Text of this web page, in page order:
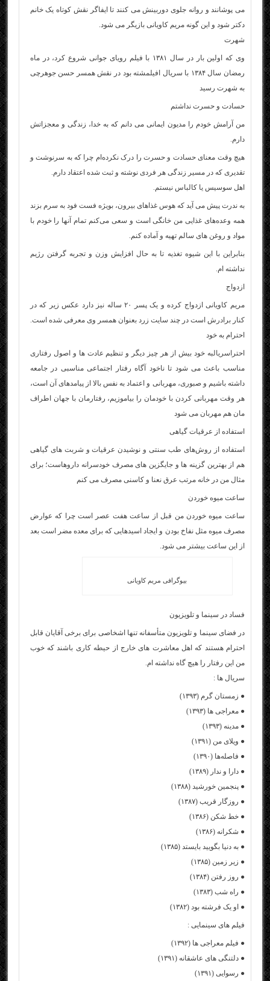
می پوشانند و روانه جلوی دوربینش می کنند تا ایفاگر نقش کوتاه یک خانم
دکتر شود و این گونه مریم کاویانی بازیگر می شود.
شهرت
وی که اولین بار در سال ۱۳۸۱ با فیلم رویای جوانی شروع کرد، در ماه
رمضان سال ۱۳۸۴ با سریال ا
فیلمشته بود در نقش همسر حسن جوهرچی
به شهرت رسید
حسادت و حسرت نداشتم
من آرامش خودم را مدیون ایمانی می‌ دانم که به خدا، زندگی و معجزاتش
دارم.
هیچ وقت معنای حسادت و حسرت را درک نکرده‌ام چرا که به سرنوشت و
تقدیری که در مسیر زندگی هر فردی نوشته و ثبت‌ شده اعتقاد دارم.
اهل سوسیس یا کالباس نیستم.
به ندرت پیش می‌ آید که هوس غذاهای بیرون، بویژه فست‌ فود به سرم بزند
همه وعده‌های غذایی من خانگی است و سعی می‌کنم تمام آنها را خودم با
مواد و روغن‌ های سالم تهیه و آماده کنم.
بنابراین با این شیوه تغذیه تا به حال افزایش وزن و تجربه گرفتن رژیم
نداشته‌ ام.
ازدواج
مریم کاویانی ازدواج کرده و یک پسر ۲۰ ساله نیز دارد عکس زیر که در
کنار برادرش است در چند سایت زرد بعنوان همسر وی معرفی شده است.
احترام به خود
احترا سریالبه خود بیش از هر چیز دیگر و تنظیم عادت‌ ها و اصول رفتاری
مناسب باعث می‌ شود تا ناخود آگاه رفتار اجتماعی مناسبی در جامعه
داشته باشیم و صبوری، مهربانی و اعتماد به نفس بالا از پیامدهای آن است،
هر وقت مهربانی کردن با خودمان را بیاموزیم، رفتارمان با جهان اطراف‌
مان هم مهربان می‌ شود
استفاده از عرقیات گیاهی
استفاده از روش‌های طب سنتی و نوشیدن عرقیات و شربت‌ های گیاهی
هم از بهترین گزینه‌ ها و جایگزین‌ های مصرف خودسرانه داروهاست؛ برای
مثال من در خانه مرتب عرق نعنا و کاسنی مصرف می‌ کنم
ساعت میوه خوردن
ساعت میوه خوردن من قبل از ساعت هفت عصر است چرا که عوارض
مصرف میوه مثل نفاخ بودن و ایجاد اسیدهایی که برای معده مضر است بعد
از این ساعت بیشتر می‌ شود.
بیوگرافی مریم کاویانی
فساد در سینما و تلویزیون
در فضای سینما و تلویزیون متأسفانه تنها اشخاصی برای برخی آقایان قابل
احترام هستند که اهل معاشرت های خارج از حیطه کاری باشند که خوب
من این رفتار را هیچ گاه نداشته ام.
سریال ها :
● زمستان گرم (۱۳۹۳)
● معراجی ها (۱۳۹۳)
● مدینه (۱۳۹۳)
● ویلای من (۱۳۹۱)
● فاصله‌ها (۱۳۹۰)
● دارا و ندار (۱۳۸۹)
● پنجمین خورشید (۱۳۸۸)
● روزگار قریب (۱۳۸۷)
● خط شکن (۱۳۸۶)
● شکرانه (۱۳۸۶)
● به دنیا بگویید بایستد (۱۳۸۵)
● زیر زمین (۱۳۸۵)
● روز رفتن (۱۳۸۴)
● راه شب (۱۳۸۳)
● او یک فرشته بود (۱۳۸۲)
فیلم های سینمایی :
● فیلم معراجی‌ ها (۱۳۹۲)
● دلتنگی‌ های عاشقانه (۱۳۹۱)
● رسوایی (۱۳۹۱)